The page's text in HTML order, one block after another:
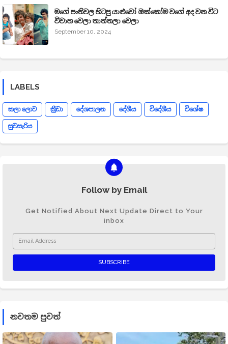
මගේ පංතිවල හිටපු යාළුවෝ ඔක්කෝම වගේ අද වන විට
විවාහ වෙලා තාත්තලා වෙලා
September 10, 2024
LABELS
කලා ලොව ක්‍රීඩා දේශපාලන දේශීය විදේශීය විශේෂ
සුවසැරිය
Follow by Email
Get Notified About Next Update Direct to Your
inbox
නවතම පුවත්